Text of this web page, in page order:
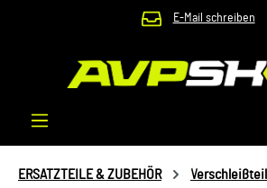
Zum Hauptinhalt springen E-Mail schreiben
ERSATZTEILE & ZUBEHÖR